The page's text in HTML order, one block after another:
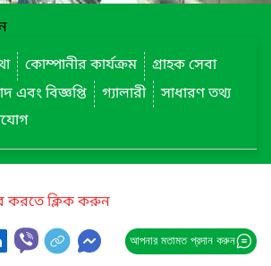
কোম্পানীর কার্যক্রম
গ্রাহক সেবা
এবং বিজ্ঞপ্তি গ্যালারী
সাধারণ তথ্য
করতে ক্লিক করুন
আপনার মতামত প্রদান করুন